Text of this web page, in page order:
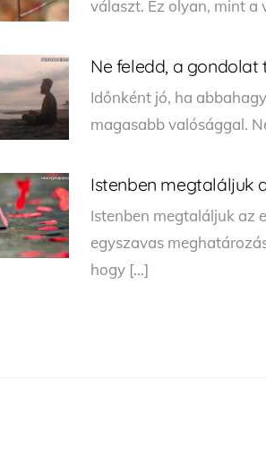
választ. Ez olyan, mint a
Ne feledd, a
Időnként jó, ha
magasabb valósággal.
Istenben megtaláljuk
Istenben megtaláljuk az
egyszavas
hogy […]